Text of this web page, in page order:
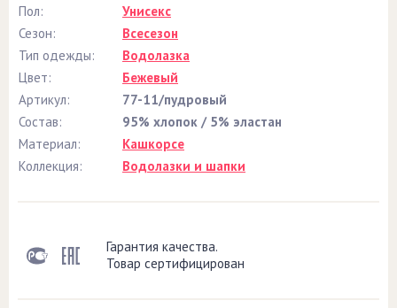
Пол:
Унисекс
Сезон:
Всесезон
Тип одежды:
Водолазка
Цвет:
Бежевый
Артикул:
77-11/пудровый
Состав:
95% хлопок / 5% эластан
Материал:
Кашкорсе
Коллекция:
Водолазки и шапки
Гарантия качества.
Товар сертифицирован